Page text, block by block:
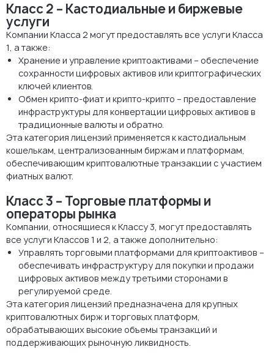
Класс 2 – Кастодиальные и биржевые
услуги
Компании Класса 2 могут предоставлять все услуги Класса
1, а также:
Хранение и управление криптоактивами – обеспечение
сохранности цифровых активов или криптографических
ключей клиентов.
Обмен крипто-фиат и крипто-крипто – предоставление
инфраструктуры для конвертации цифровых активов в
традиционные валюты и обратно.
Эта категория лицензий применяется к кастодиальным
кошелькам, централизованным биржам и платформам,
обеспечивающим криптовалютные транзакции с участием
фиатных валют.
Класс 3 – Торговые платформы и
операторы рынка
Компании, относящиеся к Классу 3, могут предоставлять
все услуги Классов 1 и 2, а также дополнительно:
Управлять торговыми платформами для криптоактивов –
обеспечивать инфраструктуру для покупки и продажи
цифровых активов между третьими сторонами в
регулируемой среде.
Эта категория лицензий предназначена для крупных
криптовалютных бирж и торговых платформ,
обрабатывающих высокие объемы транзакций и
поддерживающих рыночную ликвидность.